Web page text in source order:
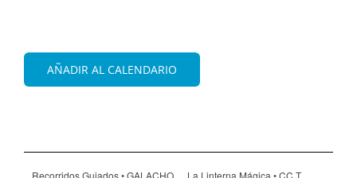
AÑADIR AL CALENDARIO
Recorridos Guiados • GALACHO
La Linterna Mágica • CC T.